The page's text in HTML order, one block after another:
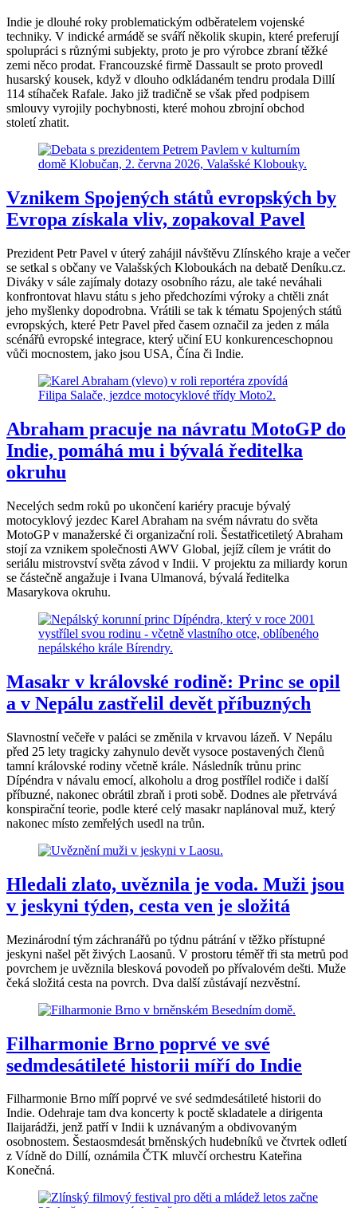
Indie je dlouhé roky problematickým odběratelem vojenské
techniky. V indické armádě se sváří několik skupin, které preferují
spolupráci s různými subjekty, proto je pro výrobce zbraní těžké
zemi něco prodat. Francouzské firmě Dassault se proto provedl
husarský kousek, když v dlouho odkládaném tendru prodala Dillí
114 stíhaček Rafale. Jako již tradičně se však před podpisem
smlouvy vyrojily pochybnosti, které mohou zbrojní obchod
století zhatit.
Vznikem Spojených států evropských by
Evropa získala vliv, zopakoval Pavel
Prezident Petr Pavel v úterý zahájil návštěvu Zlínského kraje a večer
se setkal s občany ve Valašských Kloboukách na debatě Deníku.cz.
Diváky v sále zajímaly dotazy osobního rázu, ale také neváhali
konfrontovat hlavu státu s jeho předchozími výroky a chtěli znát
jeho myšlenky dopodrobna. Vrátili se tak k tématu Spojených států
evropských, které Petr Pavel před časem označil za jeden z mála
scénářů evropské integrace, který učiní EU konkurenceschopnou
vůči mocnostem, jako jsou USA, Čína či Indie.
Abraham pracuje na návratu MotoGP do
Indie, pomáhá mu i bývalá ředitelka
okruhu
Necelých sedm roků po ukončení kariéry pracuje bývalý
motocyklový jezdec Karel Abraham na svém návratu do světa
MotoGP v manažerské či organizační roli. Šestatřicetiletý Abraham
stojí za vznikem společnosti AWV Global, jejíž cílem je vrátit do
seriálu mistrovství světa závod v Indii. V projektu za miliardy korun
se částečně angažuje i Ivana Ulmanová, bývalá ředitelka
Masarykova okruhu.
Masakr v královské rodině: Princ se opil
a v Nepálu zastřelil devět příbuzných
Slavnostní večeře v paláci se změnila v krvavou lázeň. V Nepálu
před 25 lety tragicky zahynulo devět vysoce postavených členů
tamní královské rodiny včetně krále. Následník trůnu princ
Dípéndra v návalu emocí, alkoholu a drog postřílel rodiče i další
příbuzné, nakonec obrátil zbraň i proti sobě. Dodnes ale přetrvává
konspirační teorie, podle které celý masakr naplánoval muž, který
nakonec místo zemřelých usedl na trůn.
Hledali zlato, uvěznila je voda. Muži jsou
v jeskyni týden, cesta ven je složitá
Mezinárodní tým záchranářů po týdnu pátrání v těžko přístupné
jeskyni našel pět živých Laosanů. V prostoru téměř tři sta metrů pod
povrchem je uvěznila blesková povodeň po přívalovém dešti. Muže
čeká složitá cesta na povrch. Dva další zůstávají nezvěstní.
Filharmonie Brno poprvé ve své
sedmdesátileté historii míří do Indie
Filharmonie Brno míří poprvé ve své sedmdesátileté historii do
Indie. Odehraje tam dva koncerty k poctě skladatele a dirigenta
Ilaijarádži, jenž patří v Indii k uznávaným a obdivovaným
osobnostem. Šestaosmdesát brněnských hudebníků ve čtvrtek odletí
z Vídně do Dillí, oznámila ČTK mluvčí orchestru Kateřina
Konečná.